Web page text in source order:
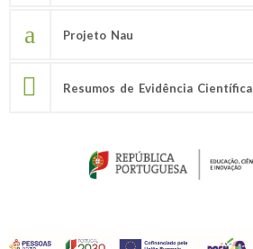
Projeto Nau
Resumos de Evidência Científica